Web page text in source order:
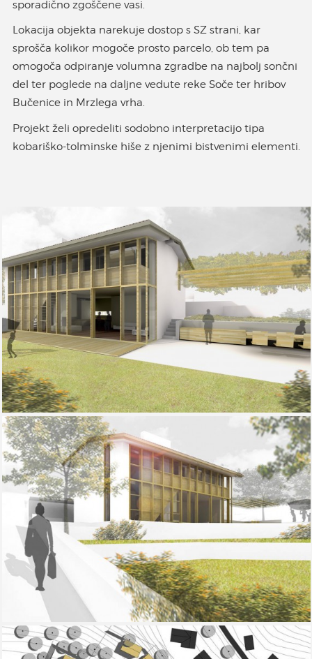
sporadično zgoščene vasi.
Lokacija objekta narekuje dostop s SZ strani, kar
sprošča kolikor mogoče prosto parcelo, ob tem pa
omogoča odpiranje volumna zgradbe na najbolj sončni
del ter poglede na daljne vedute reke Soče ter hribov
Bučenice in Mrzlega vrha.
Projekt želi opredeliti sodobno interpretacijo tipa
kobariško-tolminske hiše z njenimi bistvenimi elementi.